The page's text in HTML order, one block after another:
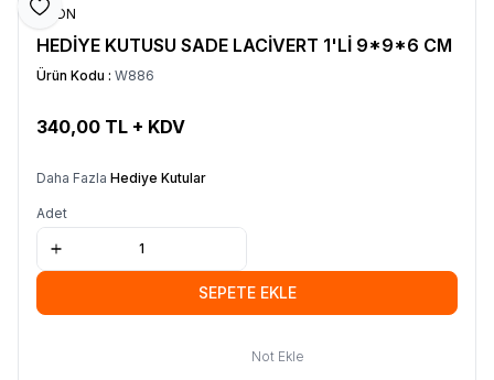
Favoriye Ekle
OZDN
HEDİYE KUTUSU SADE LACİVERT 1'Lİ 9*9*6 CM
Ürün Kodu : W886
340,00 TL + KDV
Daha Fazla Hediye Kutular
Adet
SEPETE EKLE
Not Ekle